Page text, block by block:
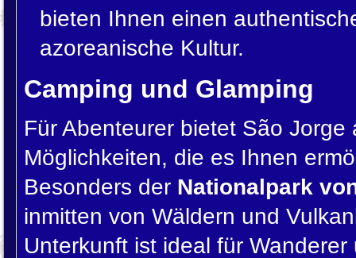
bieten Ihnen einen
azoreanische Kultur.
Camping und Glamping
Für Abenteurer bietet São
Möglichkeiten, die es Ihnen
Besonders der Nationalpark
inmitten von Wäldern und
Unterkunft ist ideal für